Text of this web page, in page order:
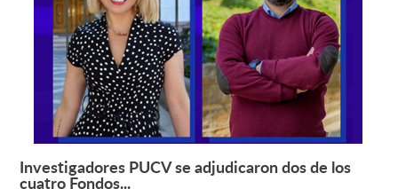
Leer más +
Investigadores PUCV se adjudicaron dos de los
cuatro Fondos...